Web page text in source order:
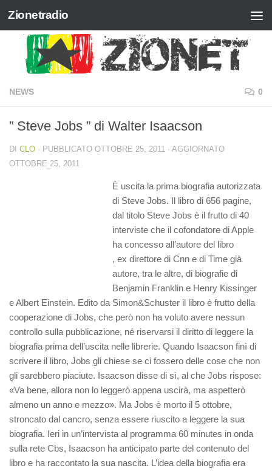
Salta al contenuto
Zionetradio
NEWS 0
” Steve Jobs ” di Walter Isaacson
DI CLO · PUBBLICATO OTTOBRE 25, 2011 · AGGIORNATO
OTTOBRE 25, 2011
È uscita la prima biografia autorizzata
di Steve Jobs. Il libro di 656 pagine,
dal titolo Steve Jobs è il frutto di 40
interviste che il cofondatore di Apple
ha concesso all’autore del libro
, ex direttore di Cnn e di Time già
autore, tra le altre, di biografie di
Benjamin Franklin e Henry Kissinger
e Albert Einstein. Edito da Simon&Schuster il libro è frutto della
cooperazione di Jobs, che però non ha voluto avere nessun
controllo sulla pubblicazione, né riservarsi il diritto di leggere la
biografia prima dell’uscita nelle librerie. Quando Isaacson finì di
scrivere il libro, Jobs gli chiese se ci fossero delle cose che non
gli sarebbero piaciute. Isaacson disse di sì, al che Jobs rispose:
«Va bene, allora non lo leggerò appena uscirà, ma aspetterò
almeno un anno e mezzo». Ma Jobs è morto il 5 ottobre,
stroncato dal cancro, senza essere riuscito a leggere la sua
biografia. Ieri in un’intervista al programma 60 minutes in onda
sulla rete Cbs, Isaacson ha anticipato parte del contenuto del
libro e ha raccontato la sua nascita. L’idea della biografia era